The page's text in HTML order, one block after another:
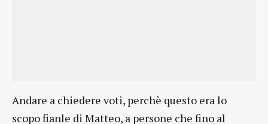
Andare a chiedere voti, perchè questo era lo
scopo fianle di Matteo, a persone che fino al